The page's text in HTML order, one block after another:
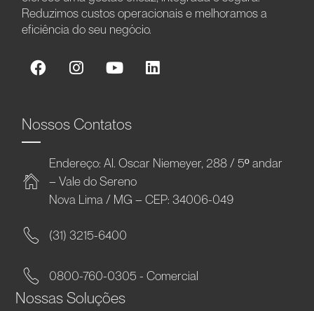
Reduzimos custos operacionais e melhoramos a
eficiência do seu negócio.
Nossos Contatos
Endereço: Al. Oscar Niemeyer, 288 / 5º andar
– Vale do Sereno
Nova Lima / MG – CEP: 34006-049
(31) 3215-6400
0800-760-0305 - Comercial
Nossas Soluções